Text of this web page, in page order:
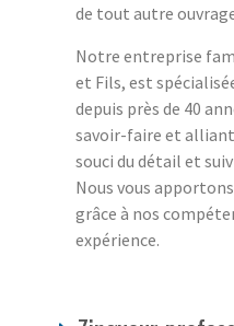
de tout autre
Notre entreprise
et Fils, est
depuis près de 40
savoir-faire et
souci du détail et
Nous vous
grâce à nos
expérience.